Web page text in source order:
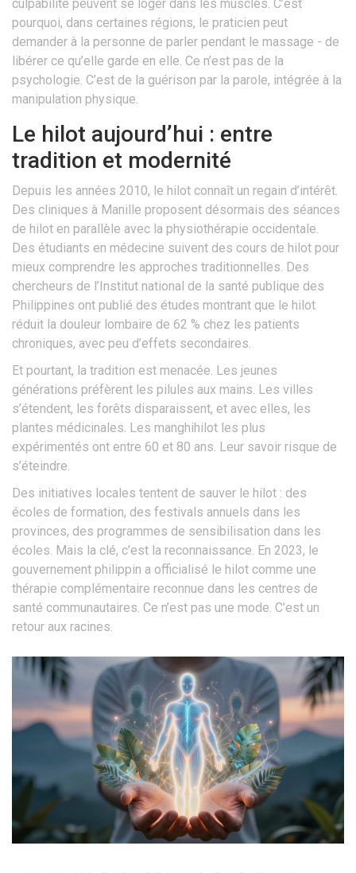
culpabilité peuvent se loger dans les muscles. C’est
pourquoi, dans certaines régions, le praticien peut
demander à la personne de parler pendant le massage - de
libérer ce qu’elle garde en elle. Ce n’est pas de la
psychologie. C’est de la guérison par la parole, intégrée à la
manipulation physique.
Le hilot aujourd’hui : entre
tradition et modernité
Depuis les années 2010, le hilot connaît un regain d’intérêt.
Des cliniques à Manille proposent désormais des séances
de hilot en parallèle avec la physiothérapie occidentale.
Des étudiants en médecine suivent des cours de hilot pour
mieux comprendre les approches traditionnelles. Des
chercheurs de l’Institut national de la santé publique des
Philippines ont publié des études montrant que le hilot
réduit la douleur lombaire de 62 % chez les patients
chroniques, avec peu d’effets secondaires.
Et pourtant, la tradition est menacée. Les jeunes
générations préfèrent les pilules aux mains. Les villes
s’étendent, les forêts disparaissent, et avec elles, les
plantes médicinales. Les manghihilot les plus
expérimentés ont entre 60 et 80 ans. Leur savoir risque de
s’éteindre.
Des initiatives locales tentent de sauver le hilot : des
écoles de formation, des festivals annuels dans les
provinces, des programmes de sensibilisation dans les
écoles. Mais la clé, c’est la reconnaissance. En 2023, le
gouvernement philippin a officialisé le hilot comme une
thérapie complémentaire reconnue dans les centres de
santé communautaires. Ce n’est pas une mode. C’est un
retour aux racines.